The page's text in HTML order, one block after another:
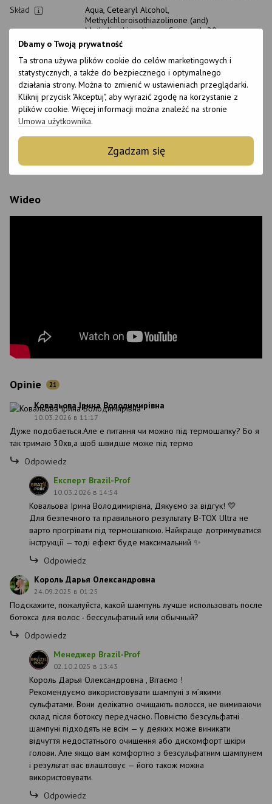
Dbamy o Twoją prywatność
Ta strona używa plików cookie do celów marketingowych i
statystycznych, a także do bezpiecznego i optymalnego
działania strony. Można to zmienić w ustawieniach przeglądarki.
Kliknij przycisk "Akceptuj", aby wyrazić zgodę na korzystanie z
plików cookie. Więcej informacji można znaleźć na stronie
Umowa użytkownika.
Zgadzam się
Skład
Aqua, Cetearyl Alcohol,
Methylchloroisothiazolinone (and)
Methylisothiazolinone, Ceteareth-20,
Hydrolyzed Keratin, Hydrolyzed Corn Protein,
Hydrolyzed Soy Protein, Threonine, Serine,
Alanine, Arginine, Proline, Aspartic Acid,
Isoleucine, Leucine, Argania Spinosa Kernel Oil,
Macadamia Ternifolia Seed Oil, Isopropyl
Palmitate, EDTA, BHT, Cetrimonium Chloride,
PEG-90M, Cyclopentasiloxane, Dimethicone,
Dimethiconol, Cinnamomum Zeylanicum Bark
Extract, Acorus Calamus Root Extract, Tamarindus
Indica Fruit Extract, Shea Butter Cetyl Esters,
Utilissima Leaf Extract, Boswellia Serrata Resin
Extract, Lactic Acid, Parfum
Wideo
Opinie 21
Ковальова Ірина Володимирівна
10.03.2026 в 11:17
Дуже подобаеться.Але е питання чи можно під термошапку? Бо я
так тримаю 30хв,а щоб швидше може під термо
Odpowiedz
Експерт Brazil-Prof
10.03.2026 в 14:54
Ковальова Ірина Володимирівна, Дякуємо за відгук! 💛
Для безпечного та правильного результату B-TOX Ultra не
варто прогрівати під термошапкою. Найкраще дотримуватися
інструкції — тоді ефект буде максимальний ✨
Odpowiedz
Король Дарья Олександровна
24.09.2025 в 01:25
Подскажите, пожалуйста, какой шампунь лучше использовать после
ботокса для волос - бессульфатный или обычный?
Odpowiedz
Менеджер Brazil-Prof
02.10.2025 в 13:43
Король Дарья Олександровна , Вітаємо !
Рекомендуємо використовувати шампуні з м’якими
сульфатами. Вони делікатно очищають волосся, не вимиваючи
склад після ботоксу передчасно. Повністю безсульфатні
шампуні підходять не всім — у деяких може виникати
відчуття недостатнього очищення або дискомфорт шкіри
голови. Але якщо вам комфортно з безсульфатним шампунем
і результат вас влаштовує — його також можна
використовувати.
Odpowiedz